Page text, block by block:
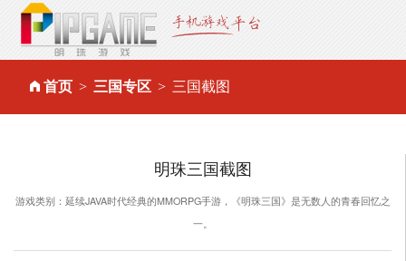
首页 三国专区 三国截图
明珠三国截图
游戏类别：延续JAVA时代经典的MMORPG手游，《明珠三国》是无数人的青春回忆之
一。